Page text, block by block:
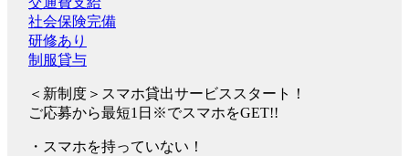
社会保険完備
研修あり
制服貸与
＜新制度＞スマホ貸出サービススタート！
ご応募から最短1日※でスマホをGET!!
・スマホを持っていない！